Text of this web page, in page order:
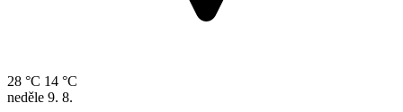
28 °C 14 °C
neděle 9. 8.